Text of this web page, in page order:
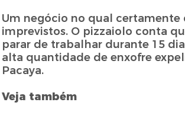
Um negócio no qual certamente
imprevistos. O pizzaiolo conta
parar de trabalhar durante 15
alta quantidade de enxofre
Pacaya.
Veja também